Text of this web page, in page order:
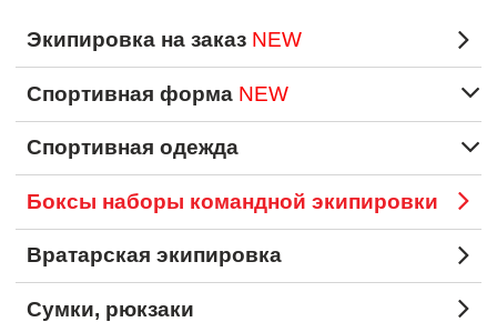
Экипировка на заказ NEW
Спортивная форма NEW
Спортивная одежда
Боксы наборы командной экипировки
Вратарская экипировка
Сумки, рюкзаки